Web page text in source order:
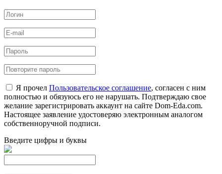
Я прочел Пользовательское соглашение, согласен с ним
полностью и обязуюсь его не нарушать. Подтверждаю свое
желание зарегистрировать аккаунт на сайте Dom-Eda.com.
Настоящее заявление удостоверяю электронным аналогом
собственноручной подписи.
Введите цифры и буквы